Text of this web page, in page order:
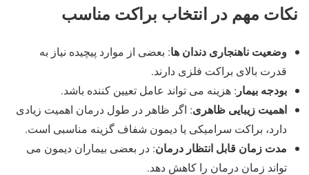
نکات مهم در انتخاب براکت مناسب
وضعیت ناهنجاری دندان ها: بعضی از موارد پیچیده نیاز به
قدرت بالای براکت فلزی دارند.
بودجه بیمار : هزینه می تواند عامل تعیین کننده باشد.
اهمیت زیبایی ظاهری: اگر ظاهر در طول درمان اهمیت زیادی
دارد، براکت سرامیکی یا دیمون شفاف گزینه مناسبی است.
مدت زمان قابل انتظار درمان: در بعضی بیماران دیمون می
تواند زمان درمان را کاهش دهد.